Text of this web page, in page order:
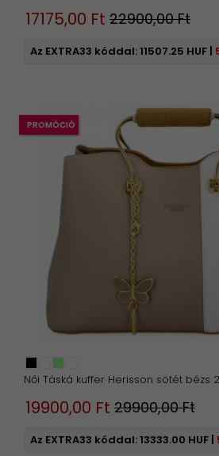
17175,00 Ft 22900,00 Ft
Az EXTRA33 kóddal:11507.25 HUF
Női Táská kuffer Herisson sötét bézs
PROMÓCIÓ
19900,00 Ft 29900,00 Ft
Az EXTRA33 kóddal:13333.00 HUF